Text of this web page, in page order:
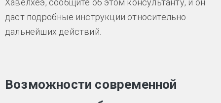
Хавелхёэ, сообщите об этом консультанту, и он
даст подробные инструкции относительно
дальнейших действий.
Возможности современной